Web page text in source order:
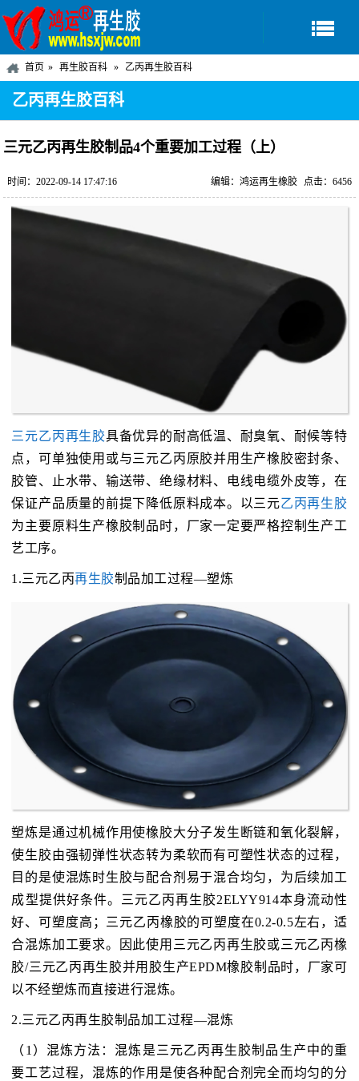
首页 再生胶百科 乙丙再生胶百科
乙丙再生胶百科
三元乙丙再生胶制品4个重要加工过程（上）
时间：2022-09-14 17:47:16 点击：6456
编辑：鸿运再生橡胶
三元乙丙再生胶具备优异的耐高低温、耐臭氧、耐候等特
点，可单独使用或与三元乙丙原胶并用生产橡胶密封条、
胶管、止水带、输送带、绝缘材料、电线电缆外皮等，在
保证产品质量的前提下降低原料成本。以三元乙丙再生胶
为主要原料生产橡胶制品时，厂家一定要严格控制生产工
艺工序。
1.三元乙丙再生胶制品加工过程—塑炼
塑炼是通过机械作用使橡胶大分子发生断链和氧化裂解，
使生胶由强韧弹性状态转为柔软而有可塑性状态的过程，
目的是使混炼时生胶与配合剂易于混合均匀，为后续加工
成型提供好条件。三元乙丙再生胶2ELYY914本身流动性
好、可塑度高；三元乙丙橡胶的可塑度在0.2-0.5左右，适
合混炼加工要求。因此使用三元乙丙再生胶或三元乙丙橡
胶/三元乙丙再生胶并用胶生产EPDM橡胶制品时，厂家可
以不经塑炼而直接进行混炼。
2.三元乙丙再生胶制品加工过程—混炼
（1）混炼方法：混炼是三元乙丙再生胶制品生产中的重
要工艺过程，混炼的作用是使各种配合剂完全而均匀的分